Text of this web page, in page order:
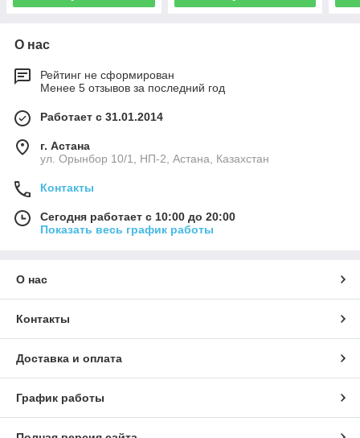
О нас
Рейтинг не сформирован
Менее 5 отзывов за последний год
Работает с 31.01.2014
г. Астана
ул. Орынбор 10/1, НП-2, Астана, Казахстан
Контакты
Сегодня работает с 10:00 до 20:00
Показать весь график работы
О нас
Контакты
Доставка и оплата
График работы